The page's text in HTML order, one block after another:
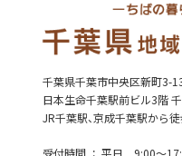
千葉県千葉市中央区新町3-
日本生命千葉駅前ビル3階
JR千葉駅、京成千葉駅から徒